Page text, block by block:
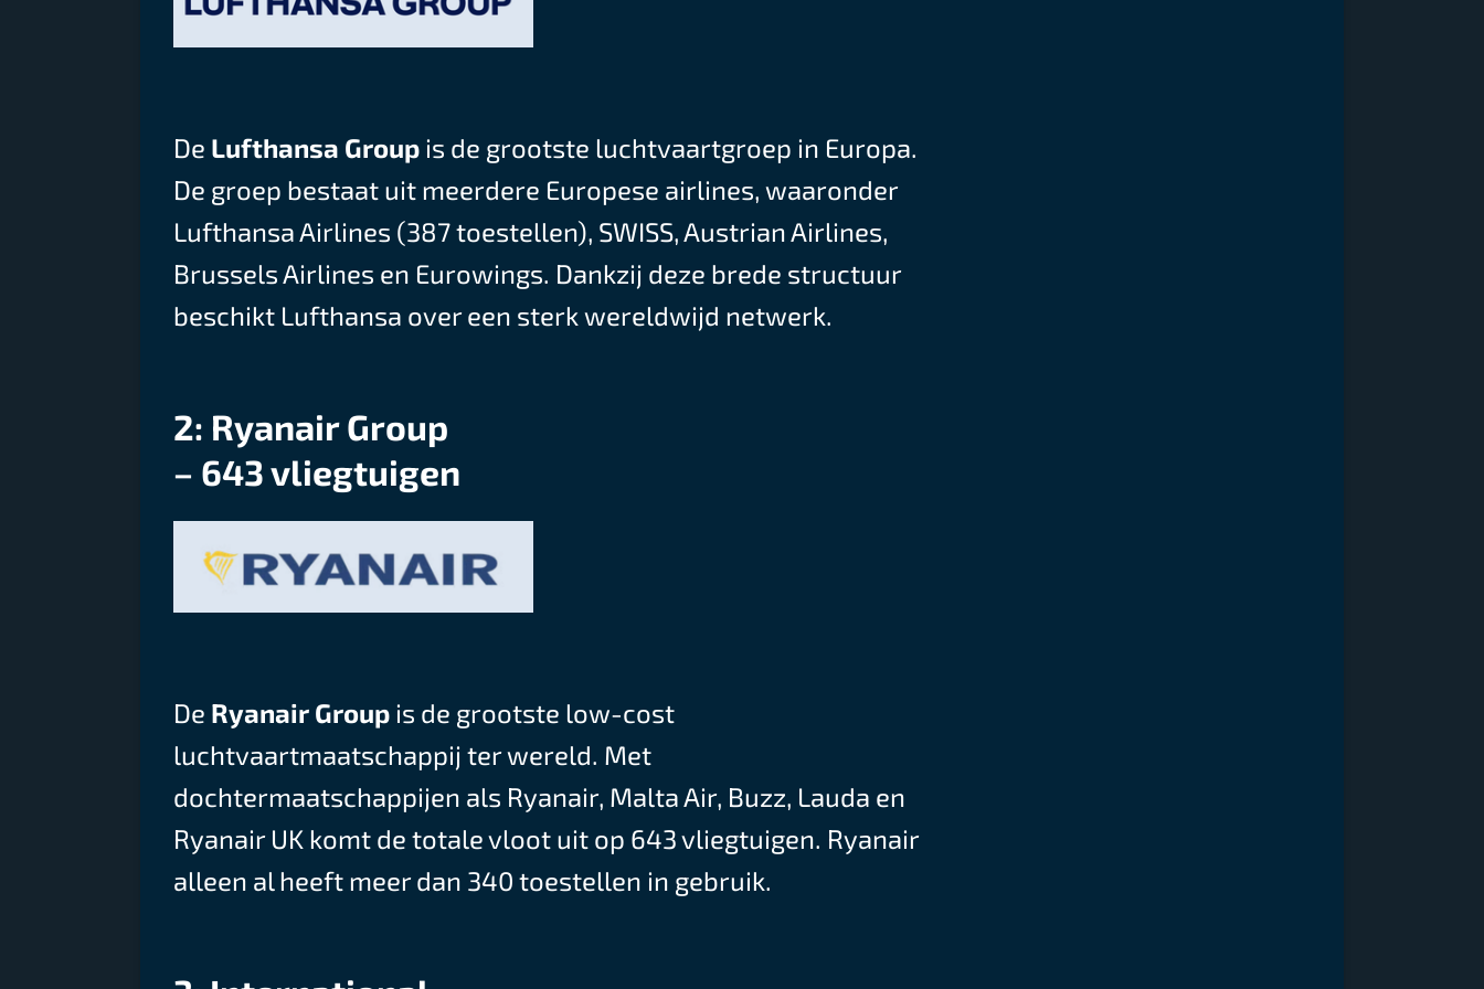
De Lufthansa Group is de grootste luchtvaartgroep in Europa.
De groep bestaat uit meerdere Europese airlines, waaronder
Lufthansa Airlines (387 toestellen), SWISS, Austrian Airlines,
Brussels Airlines en Eurowings. Dankzij deze brede structuur
beschikt Lufthansa over een sterk wereldwijd netwerk.
2: Ryanair Group
– 643 vliegtuigen
De Ryanair Group is de grootste low-cost
luchtvaartmaatschappij ter wereld. Met
dochtermaatschappijen als Ryanair, Malta Air, Buzz, Lauda en
Ryanair UK komt de totale vloot uit op 643 vliegtuigen. Ryanair
alleen al heeft meer dan 340 toestellen in gebruik.